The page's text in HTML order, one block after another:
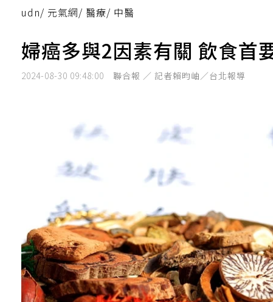
udn/ 元氣網/ 醫療/ 中醫
婦癌多與2因素有關 飲食首
2024-08-30 09:48:00 聯合報 ／ 記者賴昀岫／台北報導